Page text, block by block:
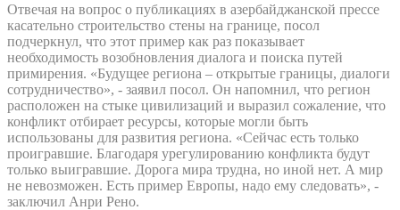
Отвечая на вопрос о публикациях в азербайджанской прессе
касательно строительство стены на границе, посол
подчеркнул, что этот пример как раз показывает
необходимость возобновления диалога и поиска путей
примирения. «Будущее региона – открытые границы, диалоги
сотрудничество», - заявил посол. Он напомнил, что регион
расположен на стыке цивилизаций и выразил сожаление, что
конфликт отбирает ресурсы, которые могли быть
использованы для развития региона. «Сейчас есть только
проигравшие. Благодаря урегулированию конфликта будут
только выигравшие. Дорога мира трудна, но иной нет. А мир
не невозможен. Есть пример Европы, надо ему следовать», -
заключил Анри Рено.